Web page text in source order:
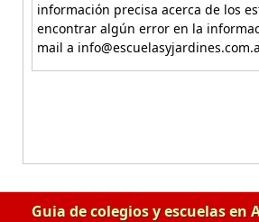
información precisa acerca de los
encontrar algún error en la
mail a
Guia de colegios y escuelas en